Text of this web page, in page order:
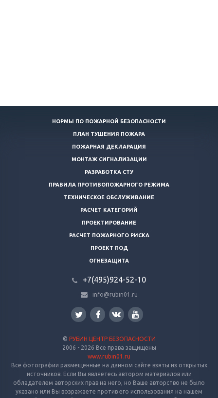
НОРМЫ ПО ПОЖАРНОЙ БЕЗОПАСНОСТИ
ПЛАН ТУШЕНИЯ ПОЖАРА
ПОЖАРНАЯ ДЕКЛАРАЦИЯ
МОНТАЖ СИГНАЛИЗАЦИИ
РАЗРАБОТКА СТУ
ПРАВИЛА ПРОТИВОПОЖАРНОГО РЕЖИМА
ТЕХНИЧЕСКОЕ ОБСЛУЖИВАНИЕ
РАСЧЕТ КАТЕГОРИЙ
ПРОЕКТИРОВАНИЕ
РАСЧЕТ ПОЖАРНОГО РИСКА
ПРОЕКТ ПОД
ОГНЕЗАЩИТА
+7(495)924-52-10
info@rubin01.ru
© РУБИН ЦЕНТР БЕЗОПАСНОСТИ
2006 - 2026 Все права защищены
www.rubin01.ru
Все фотографии размещенные на данном сайте взяты из открытых
источников. Если Вы являетесь автором материалов или
обладателем авторских прав на него, но Ваше авторство не было
указано или Вы возражаете против его использования на нашем